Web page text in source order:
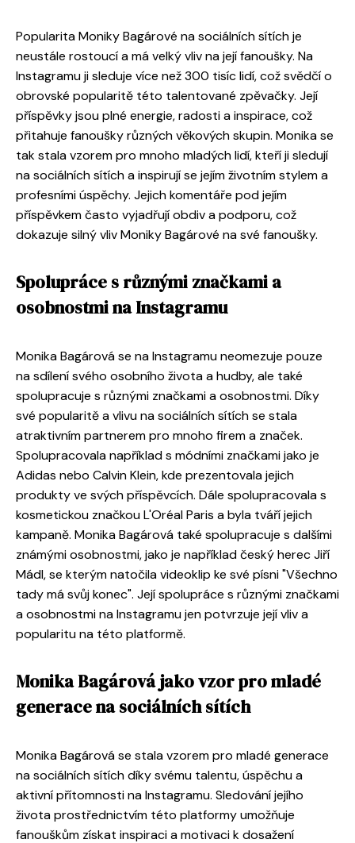
Popularita Moniky Bagárové na sociálních sítích je
neustále rostoucí a má velký vliv na její fanoušky. Na
Instagramu ji sleduje více než 300 tisíc lidí, což svědčí o
obrovské popularitě této talentované zpěvačky. Její
příspěvky jsou plné energie, radosti a inspirace, což
přitahuje fanoušky různých věkových skupin. Monika se
tak stala vzorem pro mnoho mladých lidí, kteří ji sledují
na sociálních sítích a inspirují se jejím životním stylem a
profesními úspěchy. Jejich komentáře pod jejím
příspěvkem často vyjadřují obdiv a podporu, což
dokazuje silný vliv Moniky Bagárové na své fanoušky.
Spolupráce s různými značkami a
osobnostmi na Instagramu
Monika Bagárová se na Instagramu neomezuje pouze
na sdílení svého osobního života a hudby, ale také
spolupracuje s různými značkami a osobnostmi. Díky
své popularitě a vlivu na sociálních sítích se stala
atraktivním partnerem pro mnoho firem a značek.
Spolupracovala například s módními značkami jako je
Adidas nebo Calvin Klein, kde prezentovala jejich
produkty ve svých příspěvcích. Dále spolupracovala s
kosmetickou značkou L'Oréal Paris a byla tváří jejich
kampaně. Monika Bagárová také spolupracuje s dalšími
známými osobnostmi, jako je například český herec Jiří
Mádl, se kterým natočila videoklip ke své písni "Všechno
tady má svůj konec". Její spolupráce s různými značkami
a osobnostmi na Instagramu jen potvrzuje její vliv a
popularitu na této platformě.
Monika Bagárová jako vzor pro mladé
generace na sociálních sítích
Monika Bagárová se stala vzorem pro mladé generace
na sociálních sítích díky svému talentu, úspěchu a
aktivní přítomnosti na Instagramu. Sledování jejího
života prostřednictvím této platformy umožňuje
fanouškům získat inspiraci a motivaci k dosažení